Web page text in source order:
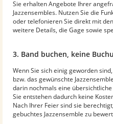
Sie erhalten Angebote Ihrer
Jazzensembles. Nutzen Sie die
oder telefonieren Sie direkt mit
weitere Details, die Gage sowie
3. Band buchen, keine
Wenn Sie sich einig geworden
bzw. das gewünschte
darin nochmals eine
Sie entstehen dadurch keine
Nach Ihrer Feier sind sie
gebuchtes Jazzensemble zu